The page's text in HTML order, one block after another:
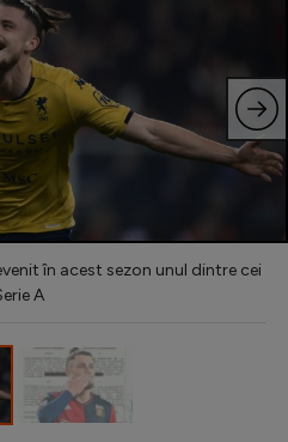
în acest sezon unul dintre cei
A